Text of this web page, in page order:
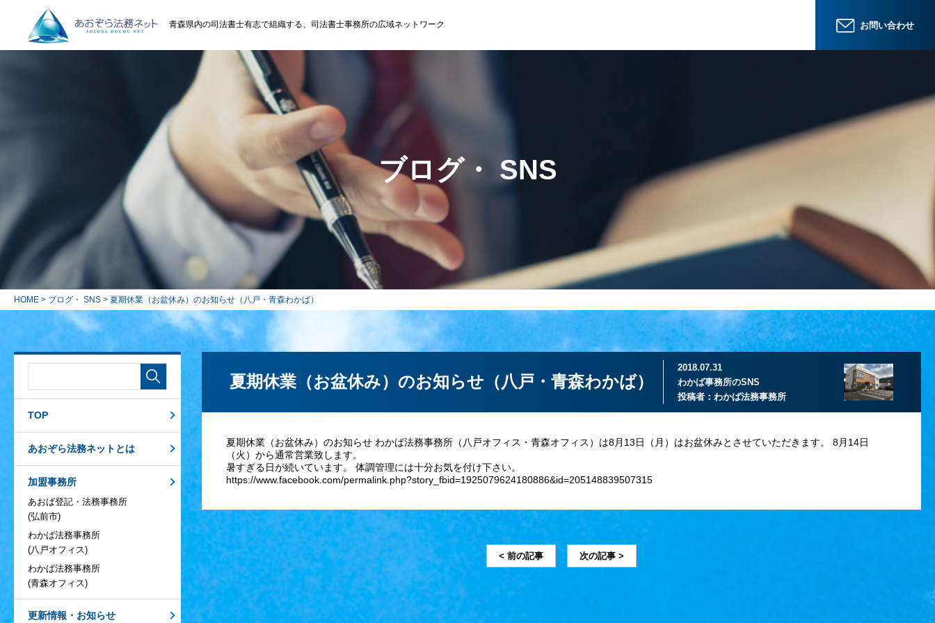
青森県内の司法書士有志で組織する、司法書士事務所の広域ネットワーク お問い合わせ
ブログ・ SNS
HOME > ブログ・ SNS > 夏期休業（お盆休み）のお知らせ（八戸・青森わかば）
夏期休業（お盆休み）のお知らせ（八戸・青森わかば）
2018.07.31
わかば事務所のSNS
投稿者： わかば法務事務所
夏期休業（お盆休み）のお知らせ わかば法務事務所（八戸オフィス・青森オフィス）は8月13日（月）はお盆休みとさせていただきます。 8月14日
（火）から通常営業致します。
暑すぎる日が続いています。 体調管理には十分お気を付け下さい。
https://www.facebook.com/permalink.php?story_fbid=1925079624180886&id=205148839507315
< 前の記事 次の記事 >
TOP
あおぞら法務ネットとは
加盟事務所
あおば登記・法務事務所
(弘前市)
わかば法務事務所
(八戸オフィス)
わかば法務事務所
(青森オフィス)
更新情報・お知らせ